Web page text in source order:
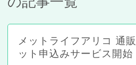
メットライフアリコ 通
ット申込みサービス開始